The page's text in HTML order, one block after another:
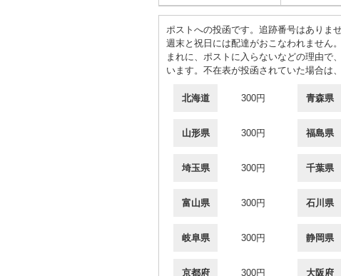
ポストへの投函です。追跡番号はありませ
週末と祝日には配達がおこなわれません
まれに、ポストに入らないなどの理由で
います。不在表が投函されていた場合は
北海道 300円 青森県
山形県 300円 福島県
埼玉県 300円 千葉県
富山県 300円 石川県
岐阜県 300円 静岡県
京都府 300円 大阪府